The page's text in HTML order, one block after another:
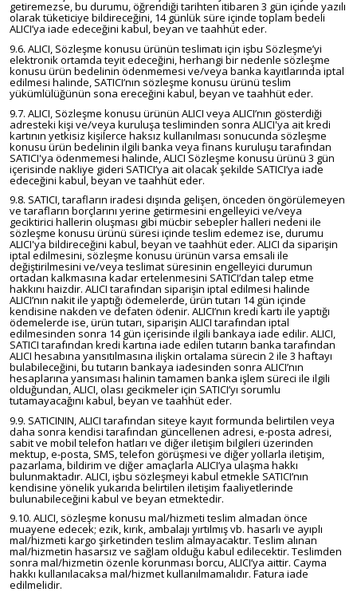
getiremezse, bu durumu, öğrendiği tarihten itibaren 3 gün içinde yazılı
olarak tüketiciye bildireceğini, 14 günlük süre içinde toplam bedeli
ALICI’ya iade edeceğini kabul, beyan ve taahhüt eder.
9.6. ALICI, Sözleşme konusu ürünün teslimatı için işbu Sözleşme’yi
elektronik ortamda teyit edeceğini, herhangi bir nedenle sözleşme
konusu ürün bedelinin ödenmemesi ve/veya banka kayıtlarında iptal
edilmesi halinde, SATICI’nın sözleşme konusu ürünü teslim
yükümlülüğünün sona ereceğini kabul, beyan ve taahhüt eder.
9.7. ALICI, Sözleşme konusu ürünün ALICI veya ALICI’nın gösterdiği
adresteki kişi ve/veya kuruluşa tesliminden sonra ALICI'ya ait kredi
kartının yetkisiz kişilerce haksız kullanılması sonucunda sözleşme
konusu ürün bedelinin ilgili banka veya finans kuruluşu tarafından
SATICI'ya ödenmemesi halinde, ALICI Sözleşme konusu ürünü 3 gün
içerisinde nakliye gideri SATICI’ya ait olacak şekilde SATICI’ya iade
edeceğini kabul, beyan ve taahhüt eder.
9.8. SATICI, tarafların iradesi dışında gelişen, önceden öngörülemeyen
ve tarafların borçlarını yerine getirmesini engelleyici ve/veya
geciktirici hallerin oluşması gibi mücbir sebepler halleri nedeni ile
sözleşme konusu ürünü süresi içinde teslim edemez ise, durumu
ALICI'ya bildireceğini kabul, beyan ve taahhüt eder. ALICI da siparişin
iptal edilmesini, sözleşme konusu ürünün varsa emsali ile
değiştirilmesini ve/veya teslimat süresinin engelleyici durumun
ortadan kalkmasına kadar ertelenmesini SATICI’dan talep etme
hakkını haizdir. ALICI tarafından siparişin iptal edilmesi halinde
ALICI’nın nakit ile yaptığı ödemelerde, ürün tutarı 14 gün içinde
kendisine nakden ve defaten ödenir. ALICI’nın kredi kartı ile yaptığı
ödemelerde ise, ürün tutarı, siparişin ALICI tarafından iptal
edilmesinden sonra 14 gün içerisinde ilgili bankaya iade edilir. ALICI,
SATICI tarafından kredi kartına iade edilen tutarın banka tarafından
ALICI hesabına yansıtılmasına ilişkin ortalama sürecin 2 ile 3 haftayı
bulabileceğini, bu tutarın bankaya iadesinden sonra ALICI’nın
hesaplarına yansıması halinin tamamen banka işlem süreci ile ilgili
olduğundan, ALICI, olası gecikmeler için SATICI’yı sorumlu
tutamayacağını kabul, beyan ve taahhüt eder.
9.9. SATICININ, ALICI tarafından siteye kayıt formunda belirtilen veya
daha sonra kendisi tarafından güncellenen adresi, e-posta adresi,
sabit ve mobil telefon hatları ve diğer iletişim bilgileri üzerinden
mektup, e-posta, SMS, telefon görüşmesi ve diğer yollarla iletişim,
pazarlama, bildirim ve diğer amaçlarla ALICI’ya ulaşma hakkı
bulunmaktadır. ALICI, işbu sözleşmeyi kabul etmekle SATICI’nın
kendisine yönelik yukarıda belirtilen iletişim faaliyetlerinde
bulunabileceğini kabul ve beyan etmektedir.
9.10. ALICI, sözleşme konusu mal/hizmeti teslim almadan önce
muayene edecek; ezik, kırık, ambalajı yırtılmış vb. hasarlı ve ayıplı
mal/hizmeti kargo şirketinden teslim almayacaktır. Teslim alınan
mal/hizmetin hasarsız ve sağlam olduğu kabul edilecektir. Teslimden
sonra mal/hizmetin özenle korunması borcu, ALICI’ya aittir. Cayma
hakkı kullanılacaksa mal/hizmet kullanılmamalıdır. Fatura iade
edilmelidir.